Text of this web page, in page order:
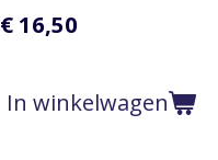
€ 16,50
In winkelwagen